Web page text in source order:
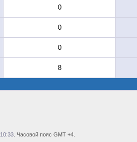
0
0
0
8
10:33 . Часовой пояс GMT +4.